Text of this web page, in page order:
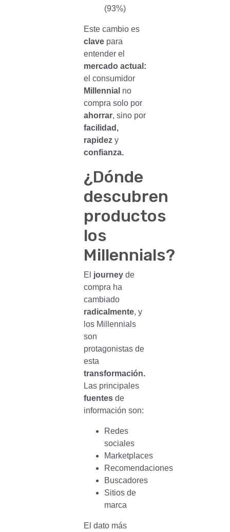
(93%)
Este cambio es
clavepara
entender el
mercado actual:
el consumidor
Millennial no
compra solo por
ahorrar, sino por
facilidad,
rapidez y
confianza.
¿Dónde
descubren
productos
los
Millennials?
El journeyde
compra ha
cambiado
radicalmente, y
los Millennials
son
protagonistas de
esta
transformación.
Las principales
fuentesde
información son:
Redes
sociales
Marketplaces
Recomendaciones
Buscadores
Sitios de
marca
El dato más